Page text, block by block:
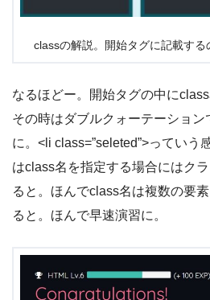
classの解説。開始タグに記載する
なるほどー。開始タグの中に
その時はダブルクォーテーション
に。<li class=”seleted”>っていう
はclass名を指定する場合にはク
ると。ほんでclass名は複数の要
ると。ほんで早速演習に。